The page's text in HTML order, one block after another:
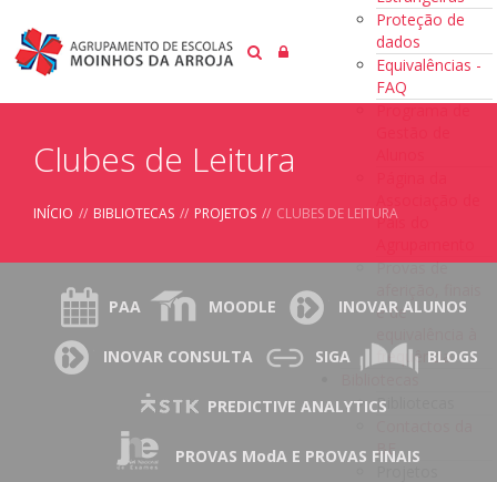
Proteção de
dados
Equivalências -
FAQ
Programa de
Pais do
Provas de
e de
frequência
Bibliotecas
Bibliotecas
BE
Clubes de Leitura
INÍCIO // BIBLIOTECAS // PROJETOS // CLUBES DE LEITURA
PAA MOODLE INOVAR ALUNOS
INOVAR CONSULTA SIGA BLOGS
PREDICTIVE ANALYTICS
PROVAS ModA E PROVAS FINAIS